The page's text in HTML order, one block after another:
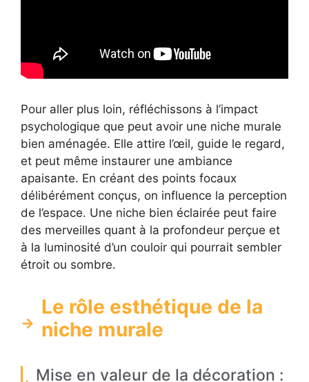
Pour aller plus loin, réfléchissons à l’impact
psychologique que peut avoir une niche murale
bien aménagée. Elle attire l’œil, guide le regard,
et peut même instaurer une ambiance
apaisante. En créant des points focaux
délibérément conçus, on influence la perception
de l’espace. Une niche bien éclairée peut faire
des merveilles quant à la profondeur perçue et
à la luminosité d’un couloir qui pourrait sembler
étroit ou sombre.
Le rôle esthétique de la
niche murale
Mise en valeur de la décoration :